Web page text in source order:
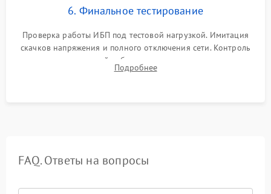
6. Финальное тестирование
Проверка работы ИБП под тестовой нагрузкой. Имитация
скачков напряжения и полного отключения сети. Контроль
времени автономной работы, температурного режима и
корректности формы выходного сигнала.
Подробнее
FAQ. Ответы на вопросы